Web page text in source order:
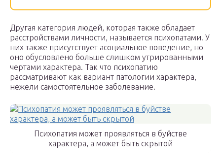
Другая категория людей, которая также обладает
расстройствами личности, называется психопатами. У
них также присутствует асоциальное поведение, но
оно обусловлено больше слишком утрированными
чертами характера. Так что психопатию
рассматривают как вариант патологии характера,
нежели самостоятельное заболевание.
Психопатия может проявляться в буйстве
характера, а может быть скрытой